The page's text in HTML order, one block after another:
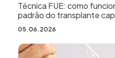
Técnica FUE: como
padrão do transplante
05.06.2026